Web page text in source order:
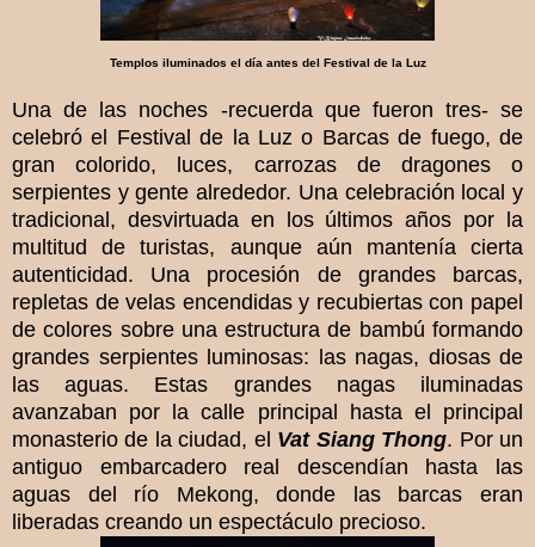
Templos iluminados el día antes del Festival de la Luz
Una de las noches -recuerda que fueron tres- se
celebró el Festival de la Luz o Barcas de fuego, de
gran colorido, luces, carrozas de dragones o
serpientes y gente alrededor. Una celebración local y
tradicional, desvirtuada en los últimos años por la
multitud de turistas, aunque aún mantenía cierta
autenticidad. Una procesión de grandes barcas,
repletas de velas encendidas y recubiertas con papel
de colores sobre una estructura de bambú formando
grandes serpientes luminosas: las nagas, diosas de
las aguas. Estas grandes nagas iluminadas
avanzaban por la calle principal hasta el principal
monasterio de la ciudad, el Vat Siang Thong. Por un
antiguo embarcadero real descendían hasta las
aguas del río Mekong, donde las barcas eran
liberadas creando un espectáculo precioso.